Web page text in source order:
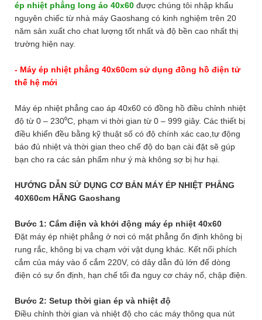
ép nhiệt phẳng long áo 40x60 được chúng tôi nhập khẩu
nguyên chiếc từ nhà máy Gaoshang có kinh nghiệm trên 20
năm sản xuất cho chat lượng tốt nhất và độ bền cao nhất thị
trường hiện nay.
- Máy ép nhiệt phẳng 40x60cm sử dụng đồng hồ điện tử
thế hệ mới
Máy ép nhiệt phẳng cao áp 40x60 có đồng hồ điều chỉnh nhiệt
độ từ 0 – 230⁰C, phạm vi thời gian từ 0 – 999 giây. Các thiết bị
điều khiển đều bằng kỹ thuật số có độ chính xác cao,tự động
báo đủ nhiệt và thời gian theo chế độ do bạn cài đặt sẽ gúp
bạn cho ra các sản phẩm như ý mà không sợ bị hư hại.
HƯỚNG DẪN SỬ DỤNG CƠ BẢN MÁY ÉP NHIỆT PHẲNG
40X60cm HÃNG Gaoshang
Bước 1: Cắm điện và khởi động máy ép nhiệt 40x60
Đặt máy ép nhiệt phẳng ở nơi có mặt phẳng ổn định không bị
rung rắc, không bị va chạm với vật dụng khác. Kết nối phích
cắm của máy vào ổ cắm 220V, có dây dẫn đủ lớn để dòng
điện có sự ổn định, hạn chế tối đa nguy cơ cháy nổ, chập điện.
Bước 2: Setup thời gian ép và nhiệt độ
Điều chỉnh thời gian và nhiệt độ cho các máy thông qua nút